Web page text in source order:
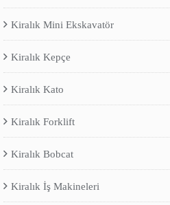
Kiralık Mini Ekskavatör
Kiralık Kepçe
Kiralık Kato
Kiralık Forklift
Kiralık Bobcat
Kiralık İş Makineleri